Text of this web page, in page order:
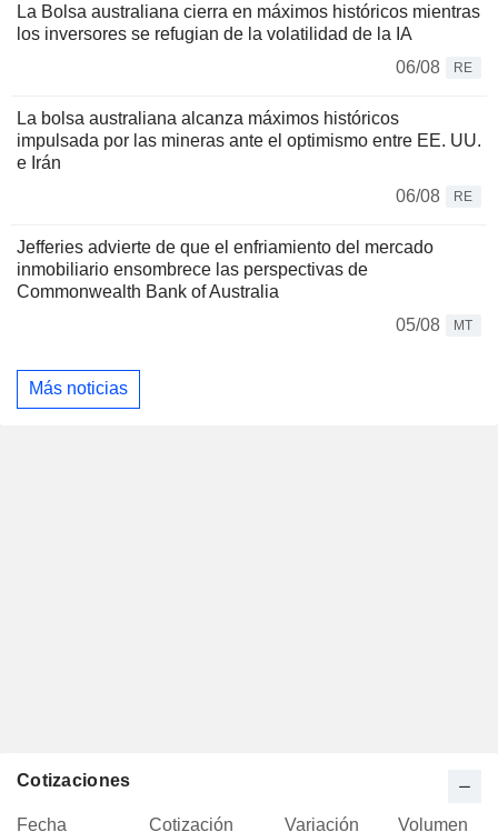
La Bolsa australiana cierra en máximos históricos mientras
los inversores se refugian de la volatilidad de la IA
06/08
RE
La bolsa australiana alcanza máximos históricos
impulsada por las mineras ante el optimismo entre EE. UU.
e Irán
06/08
RE
Jefferies advierte de que el enfriamiento del mercado
inmobiliario ensombrece las perspectivas de
Commonwealth Bank of Australia
05/08
MT
Más noticias
Cotizaciones
Fecha Cotización Variación
Volumen